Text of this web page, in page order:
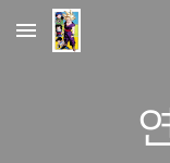
Skip to main content